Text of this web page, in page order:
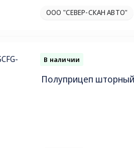
ООО "СЕВЕР-СКАН АВТО"
В наличии
Полуприцеп шторный